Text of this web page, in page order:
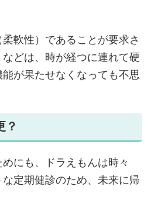
軟性）であることが要求さ
どは、時が経つに連れて硬
が果たせなくなっても不思
？
にも、ドラえもんは時々
な定期健診のため、未来に帰